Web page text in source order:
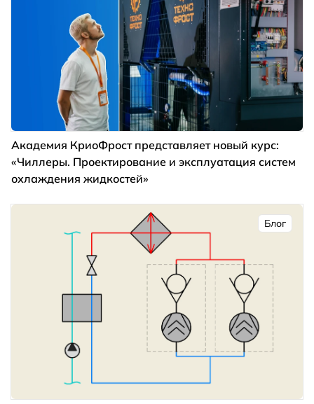
Академия КриоФрост представляет новый курс:
«Чиллеры. Проектирование и эксплуатация систем
охлаждения жидкостей»
Блог